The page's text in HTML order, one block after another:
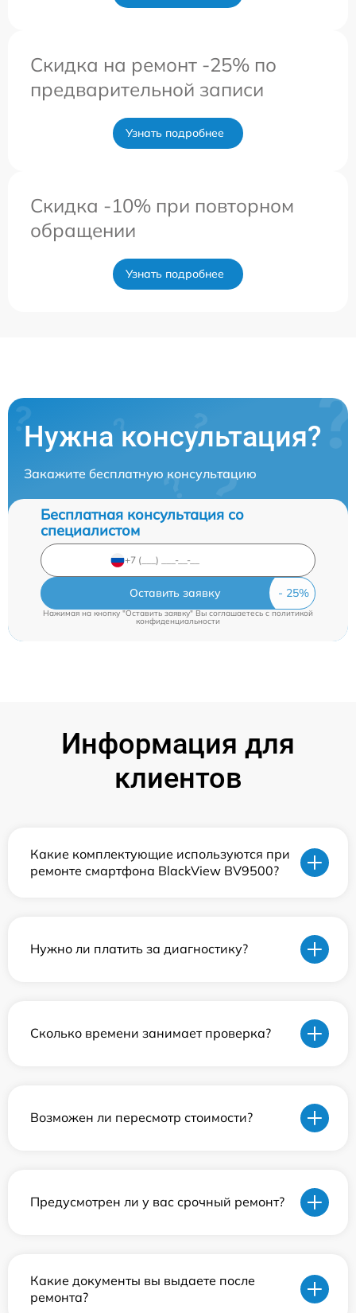
Скидка на ремонт -25% по
предварительной записи
Узнать подробнее
Скидка -10% при повторном
обращении
Узнать подробнее
Нужна консультация?
Закажите бесплатную консультацию
Бесплатная консультация со
специалистом
Оставить заявку
Нажимая на кнопку "Оставить заявку" Вы соглашаетесь cполитикой
конфиденциальности
Информация для
клиентов
Какие комплектующие используются при
ремонте смартфона BlackView BV9500?
Нужно ли платить за диагностику?
Сколько времени занимает проверка?
Возможен ли пересмотр стоимости?
Предусмотрен ли у вас срочный ремонт?
Какие документы вы выдаете после
ремонта?